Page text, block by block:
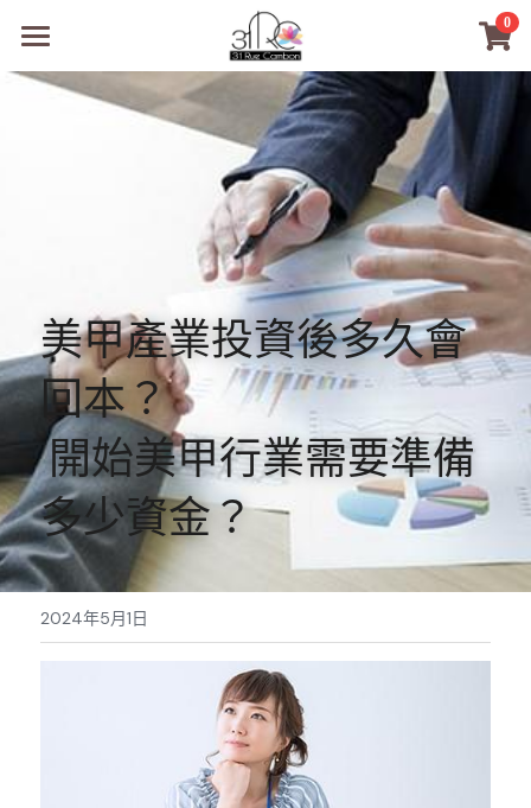
0
31RC日本美甲美睫學院
PreMedi眼部護理
PreMedi眼部護理
經典單根圓毛
超值購物金
WL睫毛
小紅書款
扁毛調色
日式扁毛
彩色睫毛
WORLDLASH
睫毛黑膠
睫毛前處裡
睫毛夾子
Sale睫毛
絕版彩睫
絕版W型
日本OMD美甲品牌
凝膠機器
技術課程
最新文章
教學教室
NEA睫毛協會
搜索
繁體中文
美甲產業投資後多久會
回本？
開始美甲行業需要準備
多少資金？
2024年5月1日
×
商品分類
所有商品分類